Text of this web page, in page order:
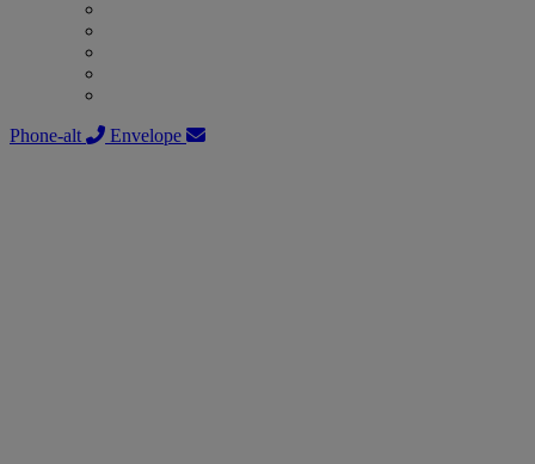
Phone-alt Envelope